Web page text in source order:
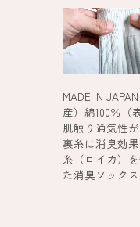
MADE IN
産）綿100％（
肌触り通気性が
裏糸に消臭効
糸（ロイカ）
た消臭ソックス